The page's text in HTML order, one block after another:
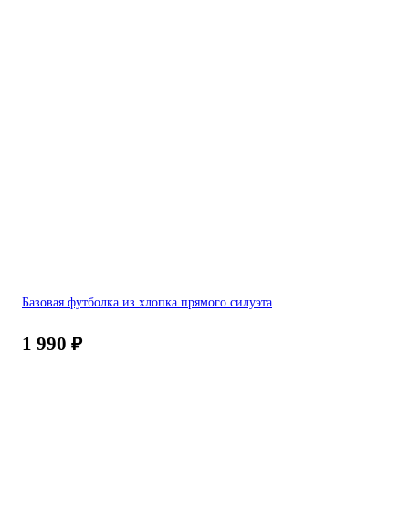
Базовая футболка из хлопка прямого силуэта
1 990 ₽